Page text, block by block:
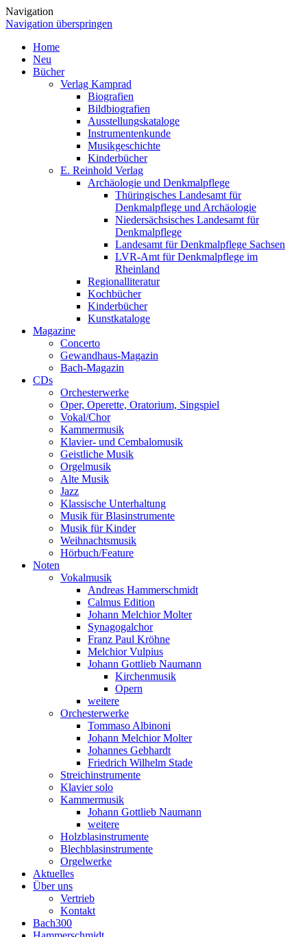
Navigation
Navigation überspringen
Home
Neu
Bücher
Verlag Kamprad
Biografien
Bildbiografien
Ausstellungskataloge
Instrumentenkunde
Musikgeschichte
Kinderbücher
E. Reinhold Verlag
Archäologie und Denkmalpflege
Thüringisches Landesamt für
Denkmalpflege und Archäologie
Niedersächsisches Landesamt für
Denkmalpflege
Landesamt für Denkmalpflege Sachsen
LVR-Amt für Denkmalpflege im
Rheinland
Regionalliteratur
Kochbücher
Kinderbücher
Kunstkataloge
Magazine
Concerto
Gewandhaus-Magazin
Bach-Magazin
CDs
Orchesterwerke
Oper, Operette, Oratorium, Singspiel
Vokal/Chor
Kammermusik
Klavier- und Cembalomusik
Geistliche Musik
Orgelmusik
Alte Musik
Jazz
Klassische Unterhaltung
Musik für Blasinstrumente
Musik für Kinder
Weihnachtsmusik
Hörbuch/Feature
Noten
Vokalmusik
Andreas Hammerschmidt
Calmus Edition
Johann Melchior Molter
Synagogalchor
Franz Paul Kröhne
Melchior Vulpius
Johann Gottlieb Naumann
Kirchenmusik
Opern
weitere
Orchesterwerke
Tommaso Albinoni
Johann Melchior Molter
Johannes Gebhardt
Friedrich Wilhelm Stade
Streichinstrumente
Klavier solo
Kammermusik
Johann Gottlieb Naumann
weitere
Holzblasinstrumente
Blechblasinstrumente
Orgelwerke
Aktuelles
Über uns
Vertrieb
Kontakt
Bach300